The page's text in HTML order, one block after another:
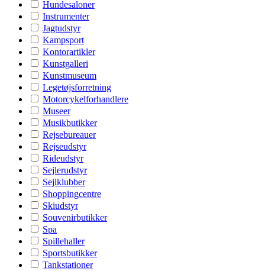
Hundesaloner
Instrumenter
Jagtudstyr
Kampsport
Kontorartikler
Kunstgalleri
Kunstmuseum
Legetøjsforretning
Motorcykelforhandlere
Museer
Musikbutikker
Rejsebureauer
Rejseudstyr
Rideudstyr
Sejlerudstyr
Sejlklubber
Shoppingcentre
Skiudstyr
Souvenirbutikker
Spa
Spillehaller
Sportsbutikker
Tankstationer